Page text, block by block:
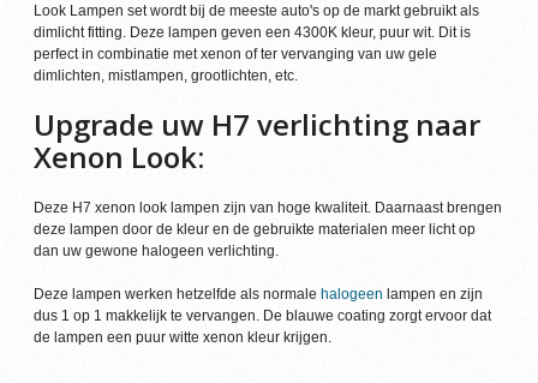
Look Lampen set wordt bij de meeste auto's op de markt gebruikt als
dimlicht fitting. Deze lampen geven een 4300K kleur, puur wit. Dit is
perfect in combinatie met xenon of ter vervanging van uw gele
dimlichten, mistlampen, grootlichten, etc.
Upgrade uw H7 verlichting naar
Xenon Look:
Deze H7 xenon look lampen zijn van hoge kwaliteit. Daarnaast brengen
deze lampen door de kleur en de gebruikte materialen meer licht op
dan uw gewone halogeen verlichting.
Deze lampen werken hetzelfde als normale halogeen lampen en zijn
dus 1 op 1 makkelijk te vervangen. De blauwe coating zorgt ervoor dat
de lampen een puur witte xenon kleur krijgen.